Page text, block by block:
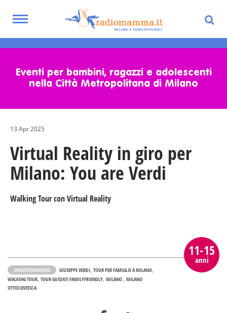
content
Toggle
Eventi per bambini, ragazzi e adolescenti
nella Città Metropolitana di Milano
13 Apr 2025
Virtual Reality in giro per
Milano: You are Verdi
Walking Tour con Virtual Reality
11-15
anni
INTRATTENIMENTO GIUSEPPE VERDI TOUR PER FAMIGLIE A MILANO
WALKING TOUR TOUR GUIDATI FAMILYFRIENDLY MILANO MILANO
OTTOCENTESCA